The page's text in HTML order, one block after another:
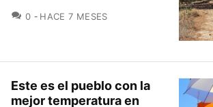
0 COMENTARIOS
HACE 7 MESES
Este es el pueblo con la
mejor temperatura en